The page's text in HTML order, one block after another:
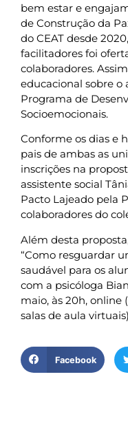
bem estar e
de Construção da
do CEAT desde
facilitadores foi
colaboradores.
educacional sobre o
Programa de
Socioemocionais.
Conforme os dias e
pais de ambas as
inscrições na
assistente social
Pacto Lajeado pela
colaboradores do
Além desta
“Como resguardar
saudável para os
com a psicóloga
maio, às 20h, online
salas de aula
Facebook